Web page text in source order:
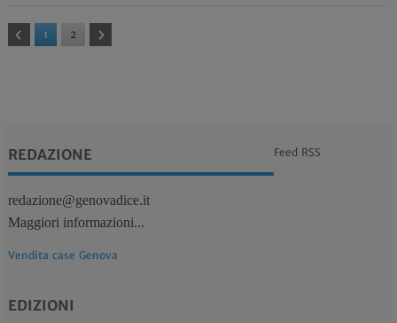
1 2
REDAZIONE
redazione@genovadice.it
Maggiori informazioni...
Vendita case Genova
EDIZIONI
Feed RSS